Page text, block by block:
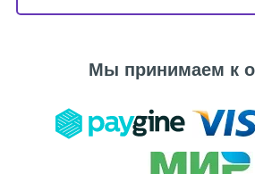
Мы принимаем к